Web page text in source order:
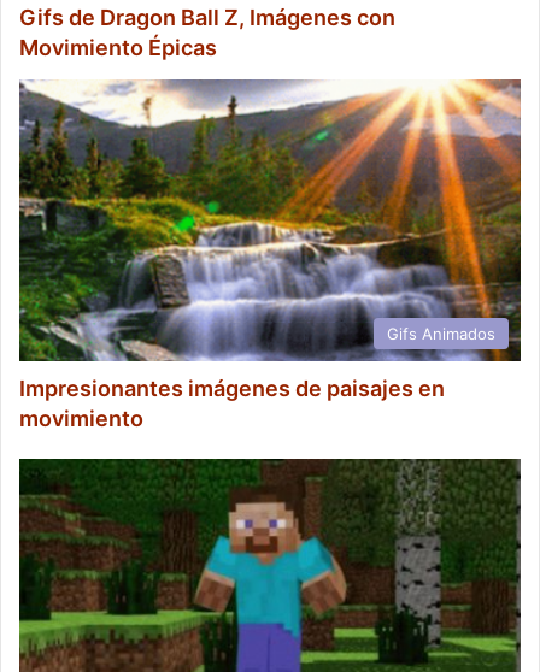
Gifs de Dragon Ball Z, Imágenes con
Movimiento Épicas
Gifs Animados
Impresionantes imágenes de paisajes en
movimiento